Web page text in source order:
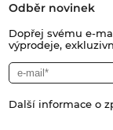
Odběr novinek
Dopřej svému e-
výprodeje,
Další informace o